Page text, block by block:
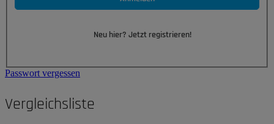
Neu hier? Jetzt registrieren!
Passwort vergessen
Vergleichsliste